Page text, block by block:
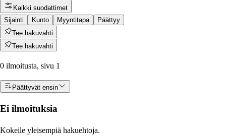
Kaikki suodattimet
Sijainti
Kunto Myyntitapa
Päättyy
Tee hakuvahti
Tee hakuvahti
0 ilmoitusta, sivu 1
Päättyvät ensin
Ei ilmoituksia
Kokeile yleisempiä hakuehtoja.